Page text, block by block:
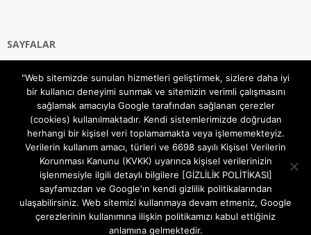
SAYFALAR
Gizlilik ve Çerezler (Cookies) Politikası
Hakkımızda
İletişim Kanalları
MODEM KURULUM
TEKNİK DESTEK
TELEVİZYON SİSTEMLERİ
"Web sitemizde sunulan hizmetleri geliştirmek, sizlere daha iyi
bir kullanıcı deneyimi sunmak ve sitemizin verimli çalışmasını
sağlamak amacıyla Google tarafından sağlanan çerezler
(cookies) kullanılmaktadır. Kendi sistemlerimizde doğrudan
herhangi bir kişisel veri toplamamakta veya işlememekteyiz.
Verilerin kullanım amacı, türleri ve 6698 sayılı Kişisel Verilerin
Korunması Kanunu (KVKK) uyarınca kişisel verilerinizin
işlenmesiyle ilgili detaylı bilgilere [GİZLİLİK POLİTİKASI]
sayfamızdan ve Google'ın kendi gizlilik politikalarından
ulaşabilirsiniz. Web sitemizi kullanmaya devam etmeniz, Google
çerezlerinin kullanımına ilişkin politikamızı kabul ettiğiniz
anlamına gelmektedir.